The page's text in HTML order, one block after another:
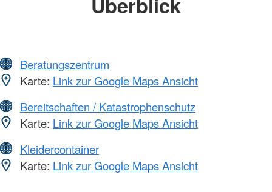
Beratungszentrum
Karte: Link zur Google Maps Ansicht
Bereitschaften / Katastrophenschutz
Karte: Link zur Google Maps Ansicht
Kleidercontainer
Karte: Link zur Google Maps Ansicht